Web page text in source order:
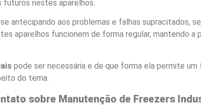
nestes aparelhos.
antecipando aos problemas e falhas supracitados,
aparelhos funcionem de forma regular, mantendo a
pode ser necessária e de que forma ela permite um
do tema.
sobre Manutenção de Freezers